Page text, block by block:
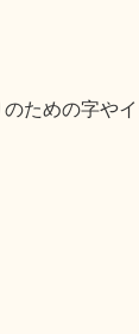
ための字や